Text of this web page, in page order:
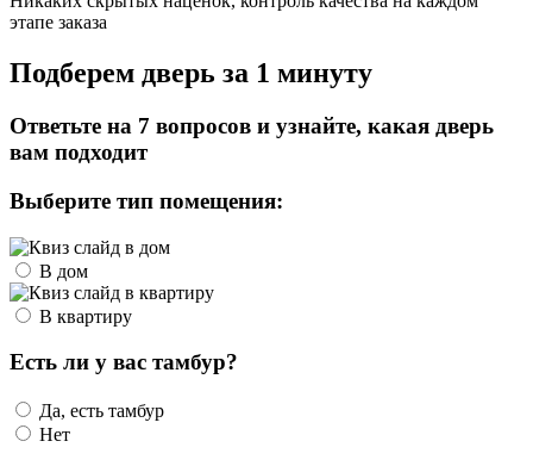
этапе заказа
Подберем дверь за 1 минуту
Ответьте на 7 вопросов и узнайте, какая дверь
вам подходит
Выберите тип помещения:
В дом
В квартиру
Есть ли у вас тамбур?
Да, есть тамбур
Нет